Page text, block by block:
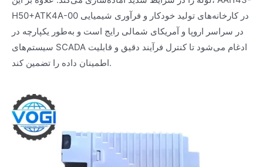
H50+ATK4A-00 در کارخانه‌های تولید خودکار و فرآوری شیمیایی
در سراسر اروپا و آمریکای شمالی رایج است و به‌طور یکپارچه در
سیستم‌های SCADA ادغام می‌شود تا کنترل فرآیند دقیق و قابلیت
اطمینان داده را تضمین کند.